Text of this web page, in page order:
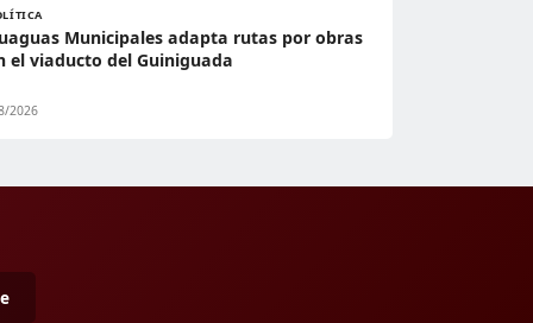
Municipales adapta rutas por obras
el viaducto del Guiniguada
2026